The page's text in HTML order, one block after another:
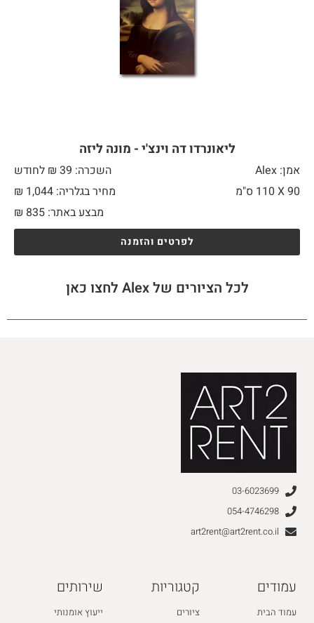
ליאונרדו דה וינצ'י - מונה ליזה
אמן: Alex
השכרה: 39 ₪ לחודש
90 X
מחיר בגלריה: 1,044 ₪
מבצע באתר:
₪ 835
לפרטים והזמנה
לכל הציורים של Alex לחצו כאן
03-6023699
054-4746298
art2rent@art2rent.co.il
עמודים
עמוד הבית
קטגוריות
ציורים
שירותים
ייעוץ אומנותי